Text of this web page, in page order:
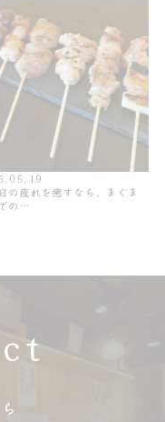
の疲れを癒すなら、まぐま
の…